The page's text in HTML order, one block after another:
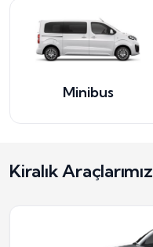
Minibus
Kiralık Araçlarımız